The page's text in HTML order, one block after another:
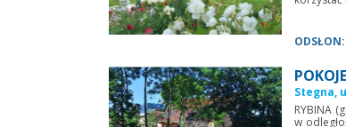
ODSŁON:
Stegna,
RYBINA
w